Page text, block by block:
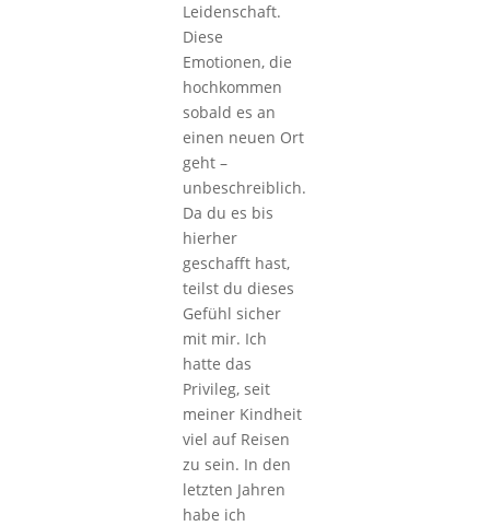
Leidenschaft.
Diese
Emotionen, die
hochkommen
sobald es an
einen neuen Ort
geht –
unbeschreiblich.
Da du es bis
hierher
geschafft hast,
teilst du dieses
Gefühl sicher
mit mir. Ich
hatte das
Privileg, seit
meiner Kindheit
viel auf Reisen
zu sein. In den
letzten Jahren
habe ich